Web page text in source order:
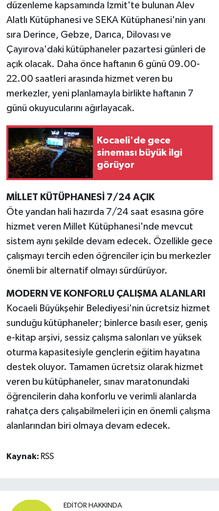
düzenleme kapsamında İzmit'te bulunan Alev
Alatlı Kütüphanesi ve SEKA Kütüphanesi'nin yanı
sıra Derince, Gebze, Darıca, Dilovası ve
Çayırova'daki kütüphaneler pazartesi günleri de
açık olacak. Daha önce haftanın 6 günü 09.00-
22.00 saatleri arasında hizmet veren bu
merkezler, yeni planlamayla birlikte haftanın 7
günü okuyucularını ağırlayacak.
Kocaeli'de gece
sineması büyük ilgi
görüyor
MİLLET KÜTÜPHANESİ 7/24 AÇIK
Öte yandan hali hazırda 7/24 saat esasına göre
hizmet veren Millet Kütüphanesi'nde mevcut
sistem aynı şekilde devam edecek. Özellikle gece
çalışmayı tercih eden öğrenciler için bu merkezler
önemli bir alternatif olmayı sürdürüyor.
MODERN VE KONFORLU ÇALIŞMA ALANLARI
Kocaeli Büyükşehir Belediyesi'nin ücretsiz hizmet
sunduğu kütüphaneler; binlerce basılı eser, geniş
e-kitap arşivi, sessiz çalışma salonları ve yüksek
oturma kapasitesiyle gençlerin eğitim hayatına
destek oluyor. Tamamen ücretsiz olarak hizmet
veren bu kütüphaneler, sınav maratonundaki
öğrencilerin daha konforlu ve verimli alanlarda
rahatça ders çalışabilmeleri için en önemli çalışma
alanlarından biri olmaya devam edecek.
Kaynak: RSS
EDITÖR HAKKINDA